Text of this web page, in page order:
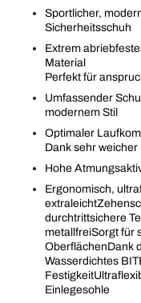
Sportlicher,
Sicherheitsschuh
Extrem
Material
Perfekt für
Umfassender
modernem Stil
Optimaler
Dank sehr weicher
Hohe
Ergonomisch,
durchtrittsichere
metallfreiSorgt für
OberflächenDank
Wasserdichtes
Einlegesohle